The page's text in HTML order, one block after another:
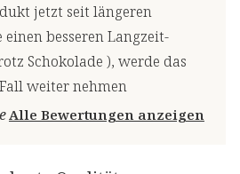
jetzt seit längeren
besseren Langzeit-
Schokolade ), werde das
weiter nehmen
Alle Bewertungen anzeigen